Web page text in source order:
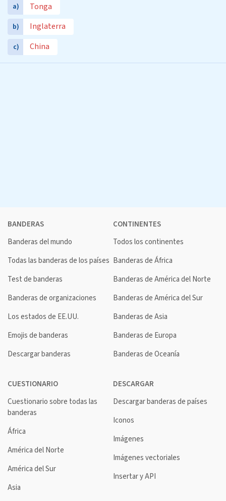
a) Tonga
b) Inglaterra
c) China
BANDERAS
Banderas del mundo
Todas las banderas de los países
Test de banderas
Banderas de organizaciones
Los estados de EE.UU.
Emojis de banderas
Descargar banderas
CONTINENTES
Todos los continentes
Banderas de África
Banderas de América del Norte
Banderas de América del Sur
Banderas de Asia
Banderas de Europa
Banderas de Oceanía
CUESTIONARIO
Cuestionario sobre todas las
banderas
África
América del Norte
América del Sur
Asia
DESCARGAR
Descargar banderas de países
Iconos
Imágenes
Imágenes vectoriales
Insertar y API